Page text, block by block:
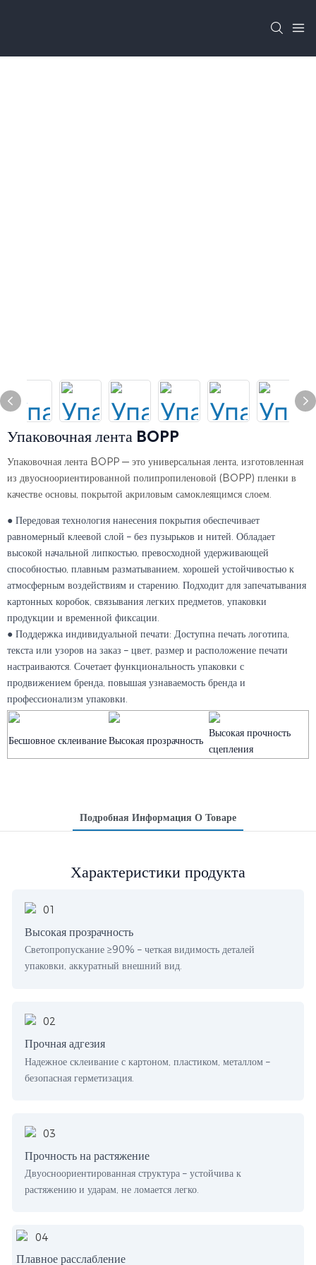
Упаковочная лента BOPP
Упаковочная лента BOPP — это универсальная лента, изготовленная
из двуосноориентированной полипропиленовой (BOPP) пленки в
качестве основы, покрытой акриловым самоклеящимся слоем.
● Передовая технология нанесения покрытия обеспечивает
равномерный клеевой слой – без пузырьков и нитей. Обладает
высокой начальной липкостью, превосходной удерживающей
способностью, плавным разматыванием, хорошей устойчивостью к
атмосферным воздействиям и старению. Подходит для запечатывания
картонных коробок, связывания легких предметов, упаковки
продукции и временной фиксации.
● Поддержка индивидуальной печати: Доступна печать логотипа,
текста или узоров на заказ – цвет, размер и расположение печати
настраиваются. Сочетает функциональность упаковки с
продвижением бренда, повышая узнаваемость бренда и
профессионализм упаковки.
Бесшовное склеиваниеВысокая прозрачность
Высокая прочность
сцепления
Подробная Информация О Товаре
Характеристики продукта
Высокая прозрачность
Светопропускание ≥90% – четкая видимость деталей
упаковки, аккуратный внешний вид.
Прочная адгезия
Надежное склеивание с картоном, пластиком, металлом –
безопасная герметизация.
Прочность на растяжение
Двуосноориентированная структура – ​​устойчива к
растяжению и ударам, не ломается легко.
Плавное расслабление